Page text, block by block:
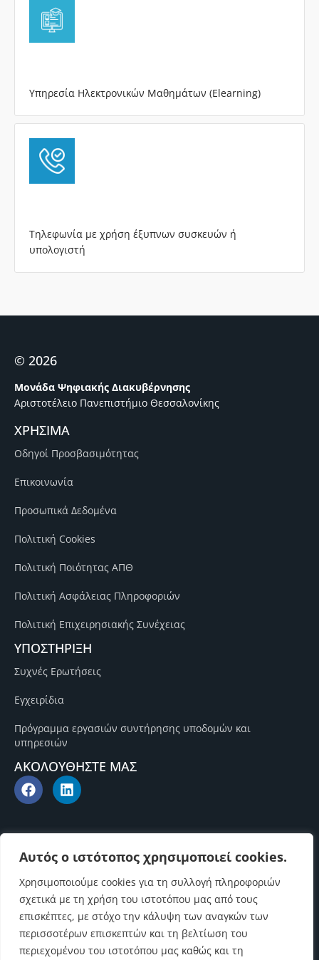
Αυτός ο ιστότοπος χρησιμοποιεί cookies.
Χρησιμοποιούμε cookies για τη συλλογή πληροφοριών
σχετικά με τη χρήση του ιστοτόπου μας από τους
επισκέπτες, με στόχο την κάλυψη των αναγκών των
περισσοτέρων επισκεπτών και τη βελτίωση του
περιεχομένου του ιστοτόπου μας καθώς και τη
Υπηρεσία Ηλεκτρονικών Μαθημάτων (Elearning)
Τηλεφωνία με χρήση έξυπνων συσκευών ή
υπολογιστή
© 2026
Μονάδα Ψηφιακής Διακυβέρνησης
Αριστοτέλειο Πανεπιστήμιο Θεσσαλονίκης
ΧΡΗΣΙΜΑ
Οδηγοί Προσβασιμότητας
Επικοινωνία
Προσωπικά Δεδομένα
Πολιτική Cookies
Πολιτική Ποιότητας ΑΠΘ
Πολιτική Ασφάλειας Πληροφοριών
Πολιτική Επιχειρησιακής Συνέχειας
ΥΠΟΣΤΗΡΙΞΗ
Συχνές Ερωτήσεις
Εγχειρίδια
Πρόγραμμα εργασιών συντήρησης υποδομών και
υπηρεσιών
ΑΚΟΛΟΥΘΗΣΤΕ ΜΑΣ